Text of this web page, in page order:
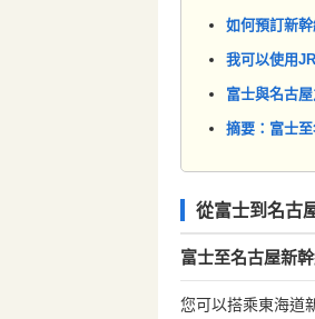
如何預訂新
我可以使用
富士與名古
摘要：富士
從富士到名古
富士至名古屋新
您可以搭乘東海道